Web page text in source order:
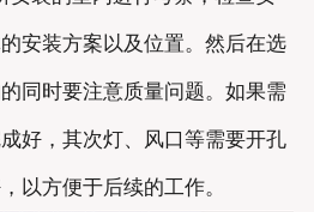
安装方案以及位置。然后在选
同时要注意质量问题。如果需
好，其次灯、风口等需要开孔
以方便于后续的工作。